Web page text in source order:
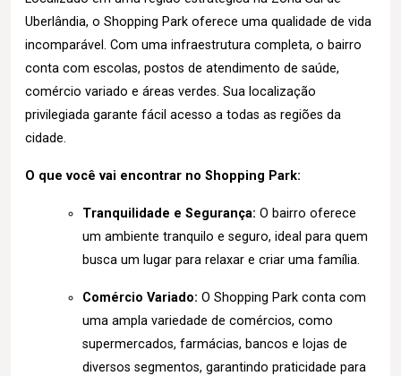
Uberlândia, o Shopping Park oferece uma qualidade de vida
incomparável. Com uma infraestrutura completa, o bairro
conta com escolas, postos de atendimento de saúde,
comércio variado e áreas verdes. Sua localização
privilegiada garante fácil acesso a todas as regiões da
cidade.
O que você vai encontrar no Shopping Park:
Tranquilidade e Segurança: O bairro oferece
um ambiente tranquilo e seguro, ideal para quem
busca um lugar para relaxar e criar uma família.
Comércio Variado: O Shopping Park conta com
uma ampla variedade de comércios, como
supermercados, farmácias, bancos e lojas de
diversos segmentos, garantindo praticidade para